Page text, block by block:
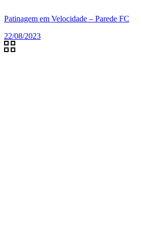
Patinagem em Velocidade – Parede FC
22/08/2023